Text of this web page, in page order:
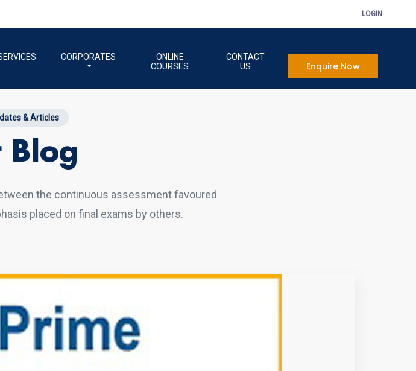
LOGIN
CORPORATES
ONLINE
COURSES
CONTACT
US
Enquire Now
& Articles
Blog
the continuous assessment favoured
placed on final exams by others.